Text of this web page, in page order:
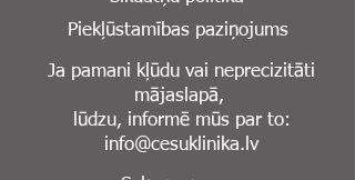
Piekļūstamības paziņojums
Ja pamani kļūdu vai neprecizitāti
mājaslapā,
lūdzu, informē mūs par to:
info@cesuklinika.lv